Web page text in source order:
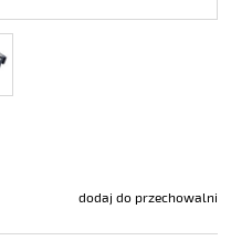
dodaj do przechowalni